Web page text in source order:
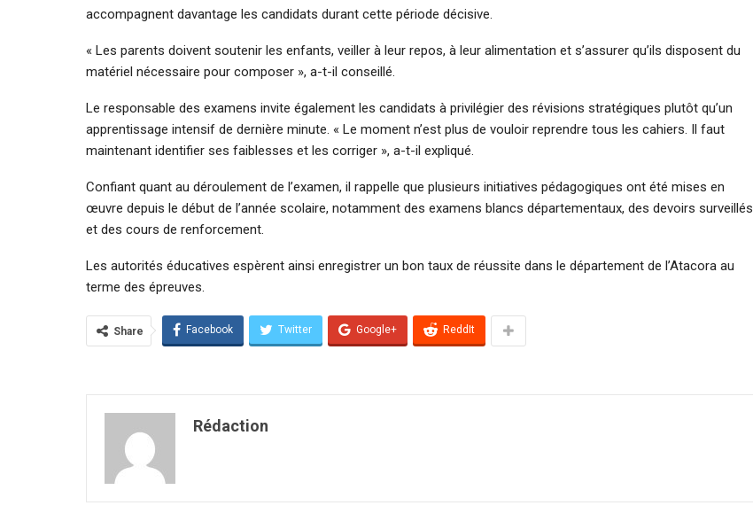
accompagnent davantage les candidats durant cette période décisive.
« Les parents doivent soutenir les enfants, veiller à leur repos, à leur alimentation et s’assurer qu’ils disposent du
matériel nécessaire pour composer », a-t-il conseillé.
Le responsable des examens invite également les candidats à privilégier des révisions stratégiques plutôt qu’un
apprentissage intensif de dernière minute. « Le moment n’est plus de vouloir reprendre tous les cahiers. Il faut
maintenant identifier ses faiblesses et les corriger », a-t-il expliqué.
Confiant quant au déroulement de l’examen, il rappelle que plusieurs initiatives pédagogiques ont été mises en
œuvre depuis le début de l’année scolaire, notamment des examens blancs départementaux, des devoirs surveillés
et des cours de renforcement.
Les autorités éducatives espèrent ainsi enregistrer un bon taux de réussite dans le département de l’Atacora au
terme des épreuves.
Share Facebook Twitter Google+ ReddIt
Rédaction